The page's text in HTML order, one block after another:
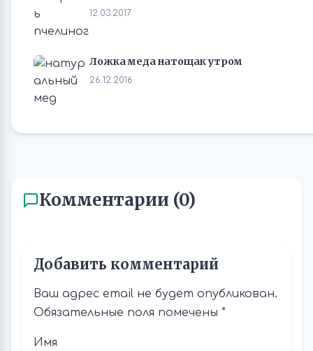
12.03.2017
Ложка меда натощак утром
26.12.2016
Комментарии (0)
Добавить комментарий
Ваш адрес email не будет опубликован.
Обязательные поля помечены *
Имя